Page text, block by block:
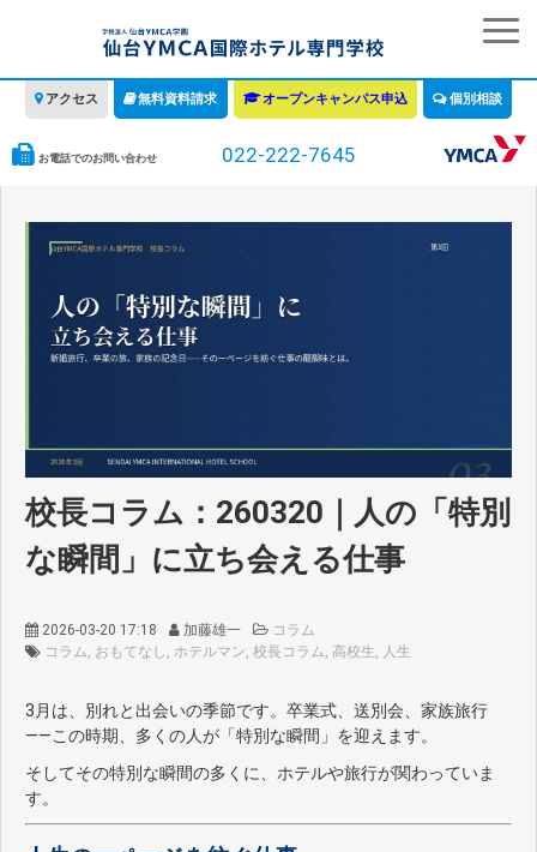
アクセス 無料資料請求 オープンキャンパス申込 個別相談
お電話でのお問い合わせ 022-222-7645
教育について
校長コラム：260320｜人の「特別
な瞬間」に立ち会える仕事
2026-03-20 17:18 加藤雄一
コラム
コラム おもてなし ホテルマン 校長コラム 高校生 人生
3月は、別れと出会いの季節です。卒業式、送別会、家族旅行
——この時期、多くの人が「特別な瞬間」を迎えます。
そしてその特別な瞬間の多くに、ホテルや旅行が関わっていま
す。